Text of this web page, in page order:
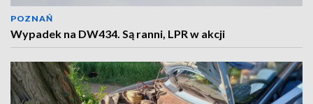
POZNAŃ
Wypadek na DW434. Są ranni, LPR w akcji